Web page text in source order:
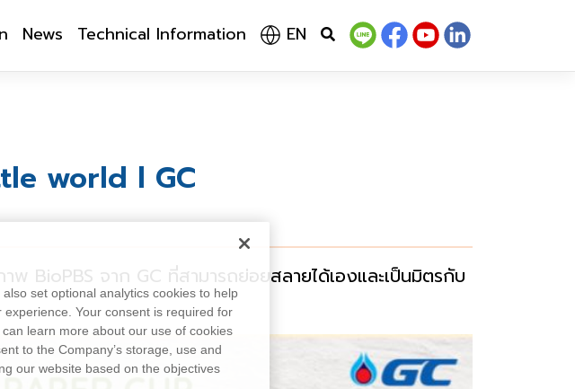
News Technical Information EN
world l GC
BioPBS จาก GC ที่สามารถย่อยสลายได้เองและเป็นมิตรกับ
set optional analytics cookies to help
Your consent is required for
learn more about our use of cookies
to the Company’s storage, use and
our website based on the objectives